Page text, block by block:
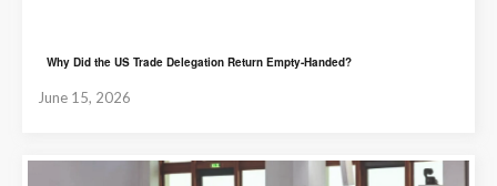
Why Did the US Trade Delegation Return Empty-Handed?
June 15, 2026